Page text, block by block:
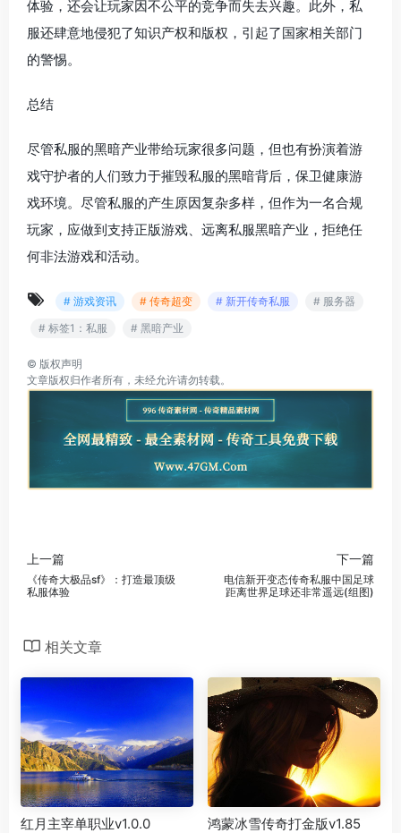
体验，还会让玩家因不公平的竞争而失去兴趣。此外，私
服还肆意地侵犯了知识产权和版权，引起了国家相关部门
的警惕。
总结
尽管私服的黑暗产业带给玩家很多问题，但也有扮演着游
戏守护者的人们致力于摧毁私服的黑暗背后，保卫健康游
戏环境。尽管私服的产生原因复杂多样，但作为一名合规
玩家，应做到支持正版游戏、远离私服黑暗产业，拒绝任
何非法游戏和活动。
# 游戏资讯 # 传奇超变 # 新开传奇私服
# 服务器
# 标签1：私服
# 黑暗产业
© 版权声明
文章版权归作者所有，未经允许请勿转载。
上一篇
《传奇大极品sf》：打造最顶级
私服体验
下一篇
电信新开变态传奇私服中国足球
距离世界足球还非常遥远(组图)
相关文章
红月主宰单职业v1.0.0 鸿蒙冰雪传奇打金版v1.85